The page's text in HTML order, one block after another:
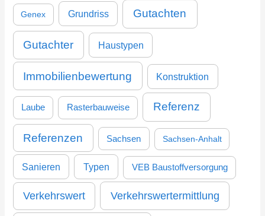
Genex Grundriss Gutachten
Gutachter Haustypen
Immobilienbewertung Konstruktion
Laube Rasterbauweise Referenz
Referenzen Sachsen Sachsen-Anhalt
Sanieren Typen VEB Baustoffversorgung
Verkehrswert Verkehrswertermittlung